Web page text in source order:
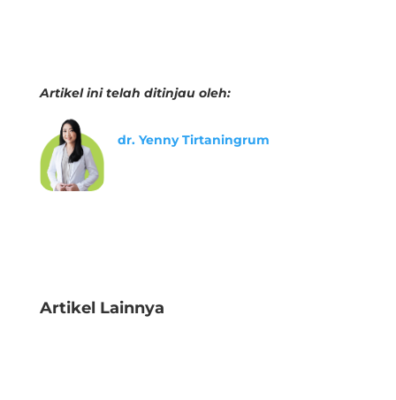
Artikel ini telah ditinjau oleh:
dr. Yenny Tirtaningrum
Artikel Lainnya